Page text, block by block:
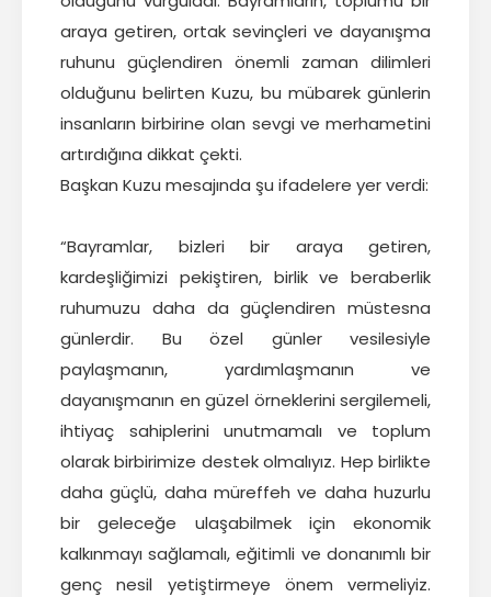
araya getiren, ortak sevinçleri ve dayanışma
ruhunu güçlendiren önemli zaman dilimleri
olduğunu belirten Kuzu, bu mübarek günlerin
insanların birbirine olan sevgi ve merhametini
artırdığına dikkat çekti.
Başkan Kuzu mesajında şu ifadelere yer verdi:
“Bayramlar, bizleri bir araya getiren,
kardeşliğimizi pekiştiren, birlik ve beraberlik
ruhumuzu daha da güçlendiren müstesna
günlerdir. Bu özel günler vesilesiyle
paylaşmanın, yardımlaşmanın ve
dayanışmanın en güzel örneklerini sergilemeli,
ihtiyaç sahiplerini unutmamalı ve toplum
olarak birbirimize destek olmalıyız. Hep birlikte
daha güçlü, daha müreffeh ve daha huzurlu
bir geleceğe ulaşabilmek için ekonomik
kalkınmayı sağlamalı, eğitimli ve donanımlı bir
genç nesil yetiştirmeye önem vermeliyiz.